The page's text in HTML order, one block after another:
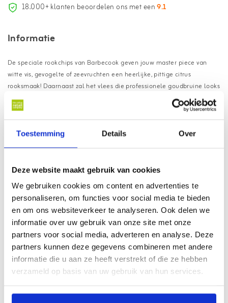
Toestemming Details Over
Deze website maakt gebruik van cookies
We gebruiken cookies om content en advertenties te
personaliseren, om functies voor social media te bieden
en om ons websiteverkeer te analyseren. Ook delen we
informatie over uw gebruik van onze site met onze
partners voor social media, adverteren en analyse. Deze
partners kunnen deze gegevens combineren met andere
informatie die u aan ze heeft verstrekt of die ze hebben
verzameld op basis van uw gebruik van hun services.
18.000+ klanten beoordelen ons met een9.1
Informatie
De speciale rookchips van Barbecook geven jouw master piece van
witte vis, gevogelte of zeevruchten een heerlijke, pittige citrus
rooksmaak! Daarnaast zal het vlees die professionele goudbruine looks
geven.
rookchips citroen:
100% natuurlijk
Pittige citrusrook met een milde hint van fruit
Hoe gebruik je rookchips in jouw barbecue?
Strooi eenvoudig een paar handjes (1 tot 3, afhankelijk van de
hoeveelheid vlees en de grootte van jouw barbecue) met chips tussen
je kolen of briketten. Wil je nog meer rook? gebruik dan despeciale
Smoker Box
Verpakking: